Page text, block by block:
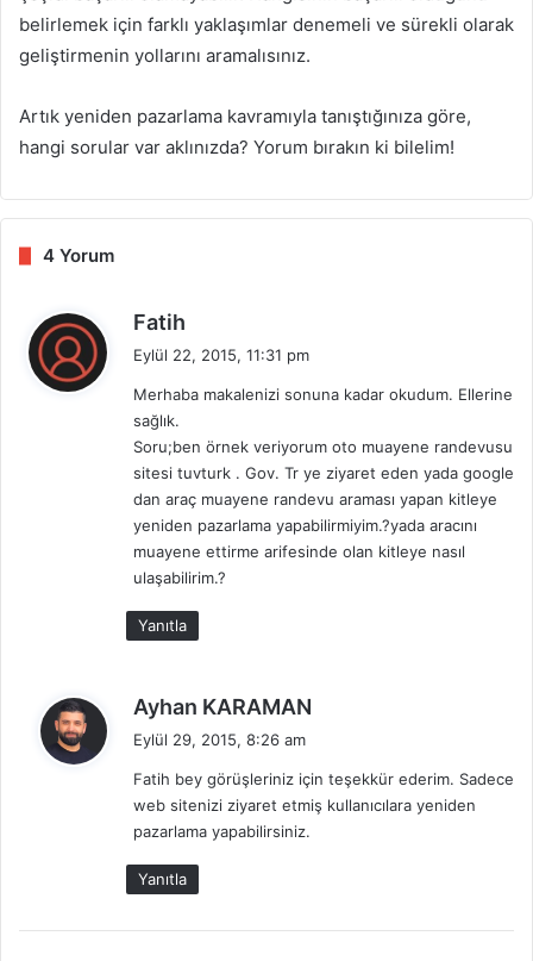
belirlemek için farklı yaklaşımlar denemeli ve sürekli olarak
geliştirmenin yollarını aramalısınız.
Artık yeniden pazarlama kavramıyla tanıştığınıza göre,
hangi sorular var aklınızda? Yorum bırakın ki bilelim!
4 Yorum
Fatih
i
i
:
Eylül 22, 2015, 11:31 pm
Merhaba makalenizi sonuna kadar okudum. Ellerine
sağlık.
Soru;ben örnek veriyorum oto muayene randevusu
sitesi tuvturk . Gov. Tr ye ziyaret eden yada google
dan araç muayene randevu araması yapan kitleye
yeniden pazarlama yapabilirmiyim.?yada aracını
muayene ettirme arifesinde olan kitleye nasıl
ulaşabilirim.?
Yanıtla
Ayhan KARAMAN
i
k
Eylül 29, 2015, 8:26 am
Fatih bey görüşleriniz için teşekkür ederim. Sadece
web sitenizi ziyaret etmiş kullanıcılara yeniden
pazarlama yapabilirsiniz.
Yanıtla